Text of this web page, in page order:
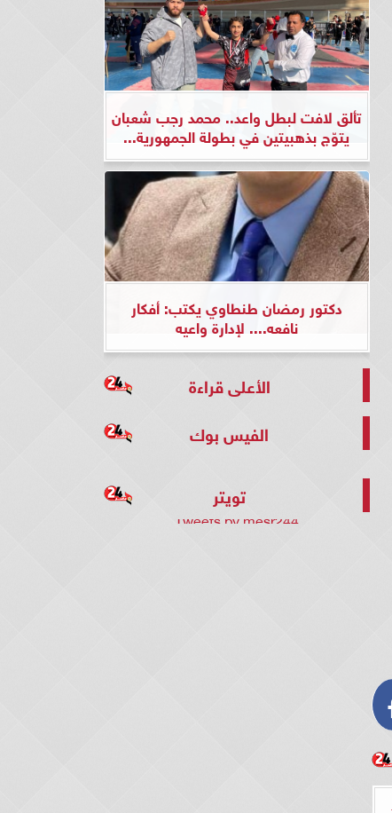
تألق لافت لبطل واعد.. محمد رجب شعبان
يتوّج بذهبيتين في بطولة الجمهورية...
دكتور رمضان طنطاوي يكتب: أفكار
نافعه.... لإدارة واعيه
الأعلى قراءة
الفيس بوك
تويتر
Tweets by mesr244